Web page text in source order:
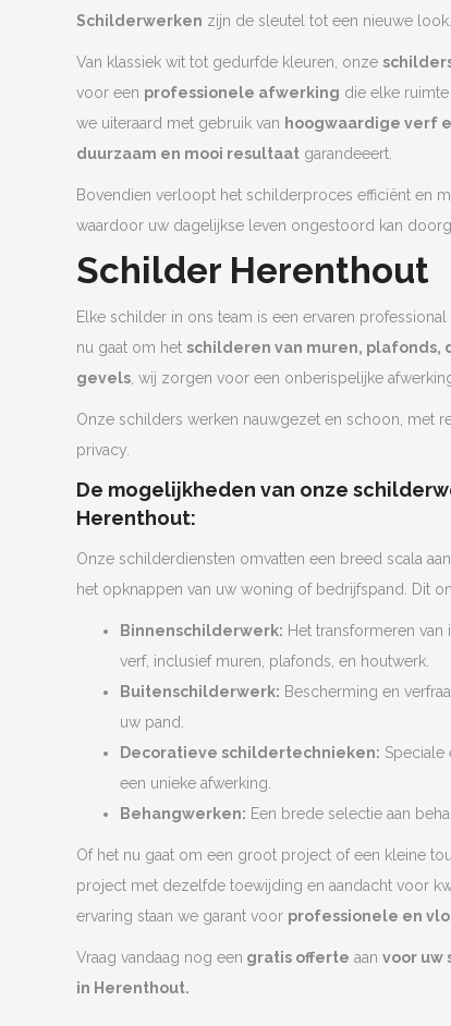
Schilderwerken zijn de sleutel tot een nieuwe look.
Van klassiek wit tot gedurfde kleuren, onze
voor een professionele afwerking die elke
we uiteraard met gebruik van hoogwaardige verf
duurzaam en mooi resultaat garandeeert.
Bovendien verloopt het schilderproces efficiënt en
waardoor uw dagelijkse leven ongestoord kan
Schilder Herenthout
Elke schilder in ons team is een ervaren
nu gaat om het schilderen van muren, plafonds,
gevels , wij zorgen voor een onberispelijke
Onze schilders werken nauwgezet en schoon, met
privacy.
De mogelijkheden van onze
Herenthout:
Onze schilderdiensten omvatten een breed scala
het opknappen van uw woning of bedrijfspand. Dit
Binnenschilderwerk: Het transformeren van
verf, inclusief muren, plafonds, en houtwerk.
Buitenschilderwerk: Bescherming en
uw pand.
Decoratieve schildertechnieken: Speciale
een unieke afwerking.
Behangwerken: Een brede selectie aan
Of het nu gaat om een groot project of een kleine
project met dezelfde toewijding en aandacht voor
ervaring staan we garant voor professionele en
Vraag vandaag nog een gratis offerte aan voor uw
in Herenthout.